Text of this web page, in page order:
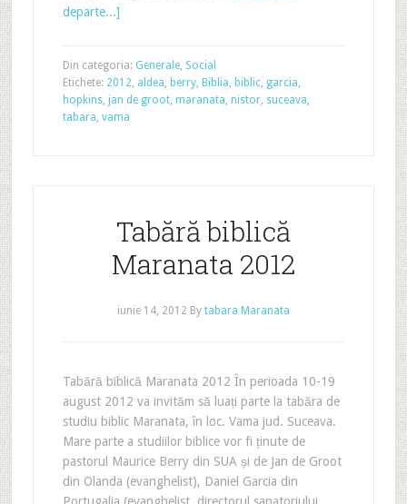
departe...]
Din categoria: Generale, Social
Etichete: 2012, aldea, berry, Biblia, biblic, garcia,
hopkins, jan de groot, maranata, nistor, suceava,
tabara, vama
Tabără biblică
Maranata 2012
iunie 14, 2012 By tabara Maranata
Tabără biblică Maranata 2012 În perioada 10-19
august 2012 va invităm să luați parte la tabăra de
studiu biblic Maranata, în loc. Vama jud. Suceava.
Mare parte a studiilor biblice vor fi ținute de
pastorul Maurice Berry din SUA și de Jan de Groot
din Olanda (evanghelist), Daniel Garcia din